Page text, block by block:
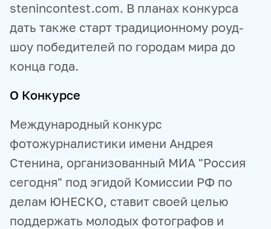
stenincontest.com. В планах конкурса
дать также старт традиционному роуд-
шоу победителей по городам мира до
конца года.
О Конкурсе
Международный конкурс
фотожурналистики имени Андрея
Стенина, организованный МИА "Россия
сегодня" под эгидой Комиссии РФ по
делам ЮНЕСКО, ставит своей целью
поддержать молодых фотографов и